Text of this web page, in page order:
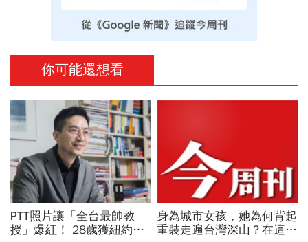
你可能還想看
PTT照片讓「全台最帥教
授」爆紅！ 28歲獲紐約名
身為城市女孩，她為何背起
重裝走遍台灣深山？在這座